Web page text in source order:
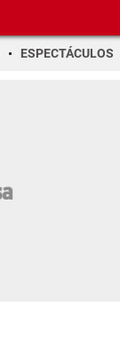
ESPECTÁCULOS